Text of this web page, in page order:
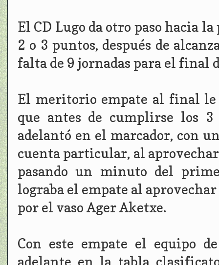
El CD Lugo da otro paso hacia
2 o 3 puntos, después de
falta de 9 jornadas para el final
El meritorio empate al final le
que antes de cumplirse los
adelantó en el marcador, con
cuenta particular, al
pasando un minuto del
lograba el empate al
por el vaso Ager Aketxe.
Con este empate el equipo
adelante en la tabla